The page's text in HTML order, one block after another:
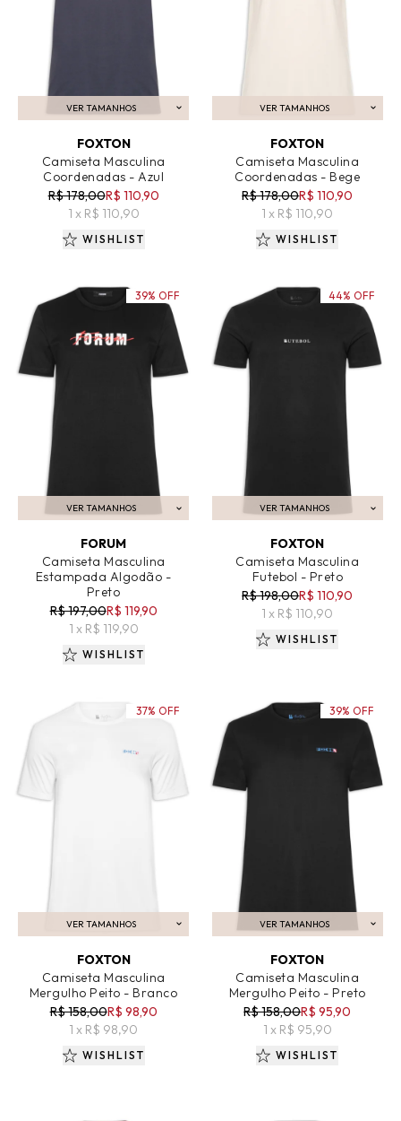
VER TAMANHOS
ADICIONAR AO CARRINHO
FOXTON
Camiseta Masculina
Coordenadas - Azul
R$ 178,00R$ 110,90
1 x R$ 110,90
WISHLIST
VER TAMANHOS
ADICIONAR AO CARRINHO
FOXTON
Camiseta Masculina
Coordenadas - Bege
R$ 178,00R$ 110,90
1 x R$ 110,90
WISHLIST
VER TAMANHOS
ADICIONAR AO CARRINHO
FORUM
Camiseta Masculina
Estampada Algodão -
Preto
R$ 197,00R$ 119,90
1 x R$ 119,90
39% OFF
WISHLIST
VER TAMANHOS
ADICIONAR AO CARRINHO
FOXTON
Camiseta Masculina
Futebol - Preto
R$ 198,00R$ 110,90
1 x R$ 110,90
44% OFF
WISHLIST
VER TAMANHOS
ADICIONAR AO CARRINHO
FOXTON
Camiseta Masculina
Mergulho Peito - Branco
R$ 158,00R$ 98,90
1 x R$ 98,90
37% OFF
WISHLIST
VER TAMANHOS
ADICIONAR AO CARRINHO
FOXTON
Camiseta Masculina
Mergulho Peito - Preto
R$ 158,00R$ 95,90
1 x R$ 95,90
39% OFF
WISHLIST